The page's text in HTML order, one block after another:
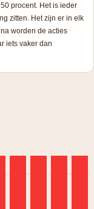
procent. Het is ieder
zitten. Het zijn er in elk
worden de acties
iets vaker dan